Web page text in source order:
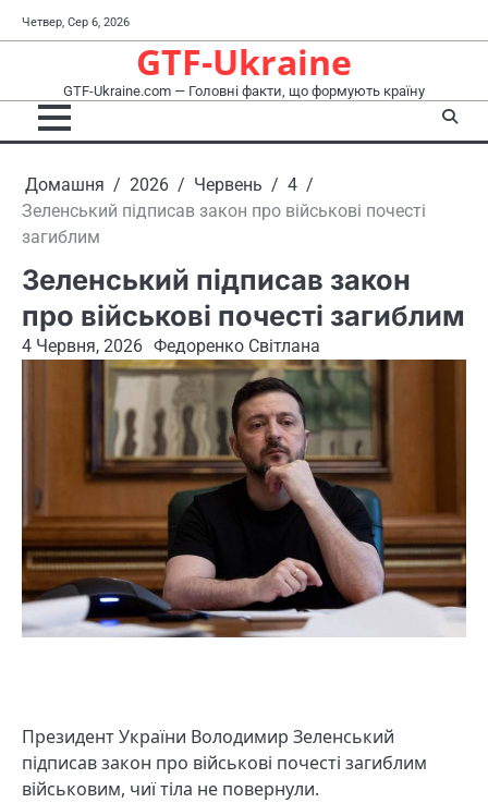
до
Четвер, Сер 6, 2026
GTF-Ukraine
GTF-Ukraine.com — Головні факти, що формують країну
Домашня 2026 Червень
4
Зеленський підписав закон про військові почесті
загиблим
Зеленський підписав закон
про військові почесті загиблим
4 Червня, 2026 Федоренко Світлана
Президент України Володимир Зеленський
підписав закон про військові почесті загиблим
військовим, чиї тіла не повернули.